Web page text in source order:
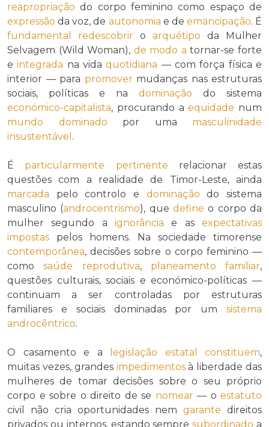
reapropriação do corpo feminino como espaço de
expressão da voz, de autonomia e de emancipação. É
fundamental
redescobrir o arquétipo da Mulher
Selvagem (Wild Woman), de modo a tornar-se forte
eintegrada na vidaquotidiana — com força física e
interior — para promovermudanças nas estruturas
sociais, políticas e na dominação do sistema
económico-capitalista, procurando aequidade num
mundo
dominado por uma masculinidade
insustentável .
É particularmente pertinente relacionar estas
questões com a realidade de Timor-Leste, ainda
marcada pelo controlo e dominação do sistema
masculino (androcentrismo), quedefine o corpo da
mulher segundo a ignorância e asexpectativas
impostas pelos homens. Na sociedade timorense
contemporânea, decisões sobre o corpo feminino —
comosaúde reprodutiva, planeamento familiar,
questões culturais, sociais e económico-políticas —
continuam a ser controladas por estruturas
familiares e sociais dominadas por um sistema
androcêntrico.
O casamento e a legislação estatal constituem,
muitas vezes, grandes impedimentosà liberdade das
mulheres de tomar decisões sobre o seu próprio
corpo e sobre o direito de se nomear— o estatuto
civil não cria oportunidades nem garante direitos
privados ou internos, estando sempresubordinado a